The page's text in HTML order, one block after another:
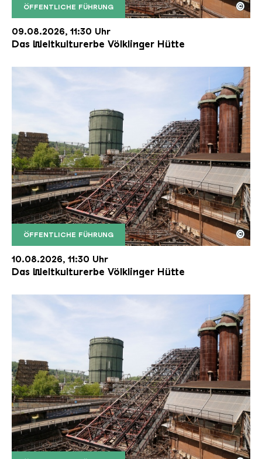
ÖFFENTLICHE FÜHRUNG
Der Erzschrägaufzug der Völklinger Hütte mit
Copyright: Weltkulturerbe Völklinger Hütte | Karl
©
09.08.2026, 11:30 Uhr
Das Weltkulturerbe Völklinger Hütte
ÖFFENTLICHE FÜHRUNG
Der Erzschrägaufzug der Völklinger Hütte mit
Copyright: Weltkulturerbe Völklinger Hütte | Karl
©
10.08.2026, 11:30 Uhr
Das Weltkulturerbe Völklinger Hütte